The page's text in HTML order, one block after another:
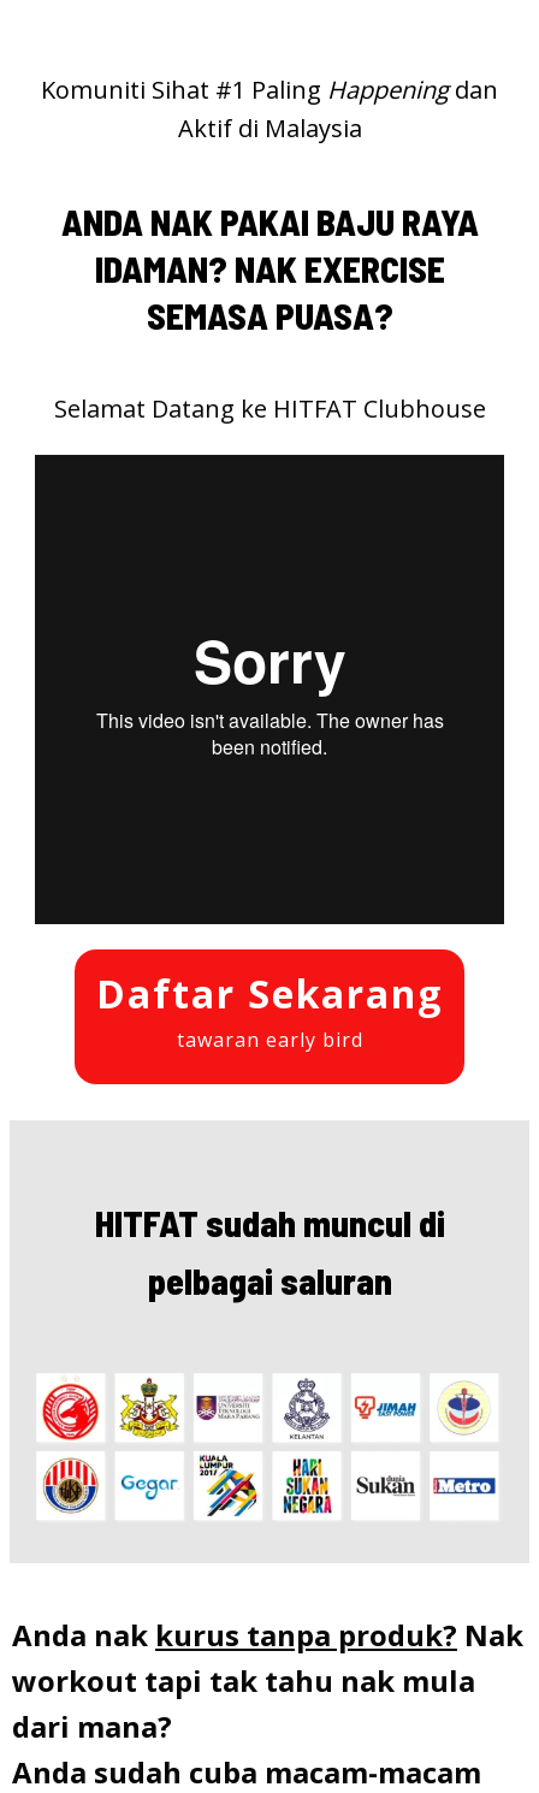
Komuniti Sihat #1 Paling Happeningdan
Aktif di Malaysia
ANDA NAK PAKAI BAJU RAYA
IDAMAN? NAK EXERCISE
SEMASA PUASA?
Selamat Datang ke HITFAT Clubhouse
Daftar Sekarang
tawaran early bird
HITFAT sudah muncul di
pelbagai saluran
Anda nak kurus tanpa produk? Nak
workout tapi tak tahu nak mula
dari mana?
Anda sudah cuba macam-macam